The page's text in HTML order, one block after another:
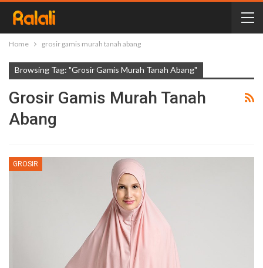
Home grosir gamis murah tanah abang
Browsing Tag: "grosir Gamis Murah Tanah Abang"
Grosir Gamis Murah Tanah
Abang
GROSIR